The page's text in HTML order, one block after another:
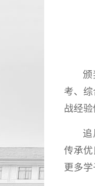
颁
考、
战经
追
传承
更多